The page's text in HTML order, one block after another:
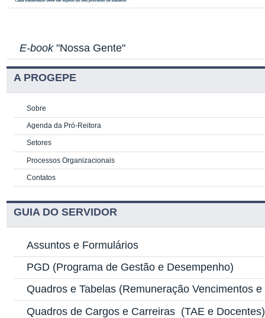
E-book"Nossa Gente"
A PROGEPE
Sobre
Agenda da Pró-Reitora
Setores
Processos Organizacionais
Contatos
GUIA DO SERVIDOR
Assuntos e Formulários
PGD (Programa de Gestão e Desempenho)
Quadros e Tabelas (Remuneração Vencimentos
Quadros de Cargos e Carreiras (TAE e Docentes)